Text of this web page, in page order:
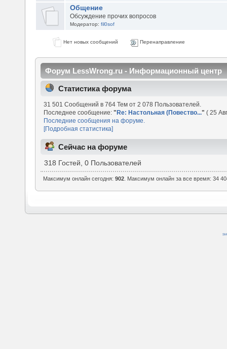
Общение
Обсуждение прочих вопросов
Модератор: fil0sof
Нет новых сообщений Перенаправление
Форум LessWrong.ru - Информационный центр
Статистика форума
31 501 Сообщений в 764 Тем от 2 078 Пользователей.
Последнее сообщение:"Re: Настольная (Повество..." ( 25
Последние сообщения на форуме.
[Подробная статистика]
Сейчас на форуме
318 Гостей, 0 Пользователей
Максимум онлайн сегодня:902 . Максимум онлайн за все время: 34